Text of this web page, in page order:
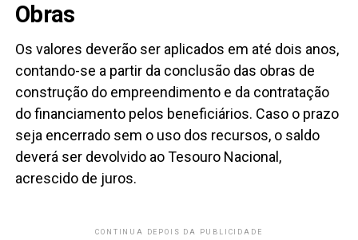
Obras
Os valores deverão ser aplicados em até dois anos,
contando-se a partir da conclusão das obras de
construção do empreendimento e da contratação
do financiamento pelos beneficiários. Caso o prazo
seja encerrado sem o uso dos recursos, o saldo
deverá ser devolvido ao Tesouro Nacional,
acrescido de juros.
CONTINUA DEPOIS DA PUBLICIDADE